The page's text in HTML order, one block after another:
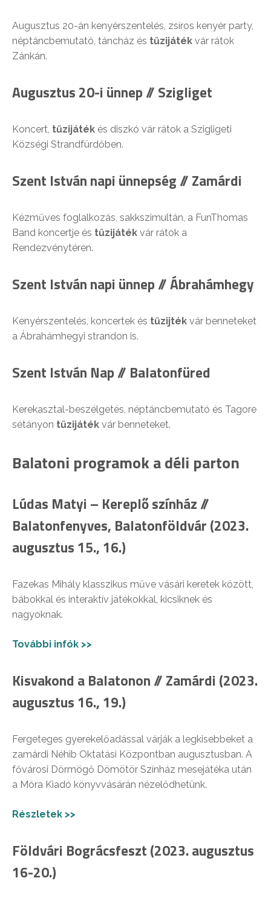
Augusztus 20-án kenyérszentelés, zsíros kenyér party,
néptáncbemutató, táncház és tűzijáték vár rátok
Zánkán.
Augusztus 20-i ünnep // Szigliget
Koncert, tűzijáték és diszkó vár rátok a Szigligeti
Községi Strandfürdőben.
Szent István napi ünnepség // Zamárdi
Kézműves foglalkozás, sakkszimultán, a FunThomas
Band koncertje és tűzijáték vár rátok a
Rendezvénytéren.
Szent István napi ünnep // Ábrahámhegy
Kenyérszentelés, koncertek és tűzijték vár benneteket
a Ábrahámhegyi strandon is.
Szent István Nap // Balatonfüred
Kerekasztal-beszélgetés, néptáncbemutató és Tagore
sétányon tűzijáték vár benneteket.
Balatoni programok a déli parton
Lúdas Matyi – Kereplő színház //
Balatonfenyves, Balatonföldvár (2023.
augusztus 15., 16.)
Fazekas Mihály klasszikus műve vásári keretek között,
bábokkal és interaktív játékokkal, kicsiknek és
nagyoknak.
További infók >>
Kisvakond a Balatonon // Zamárdi (2023.
augusztus 16., 19.)
Fergeteges gyerekelőadással várják a legkisebbeket a
zamárdi Néhib Oktatási Központban augusztusban. A
fővárosi Dörmögő Dömötör Színház mesejátéka után
a Móra Kiadó könyvvásárán nézelődhetünk.
Részletek >>
Földvári Bográcsfeszt (2023. augusztus
16-20.)